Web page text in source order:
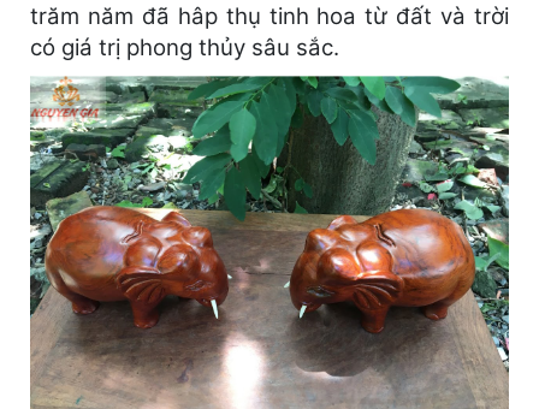
trăm năm đã hâp thụ tinh hoa từ đất và trời
có giá trị phong thủy sâu sắc.